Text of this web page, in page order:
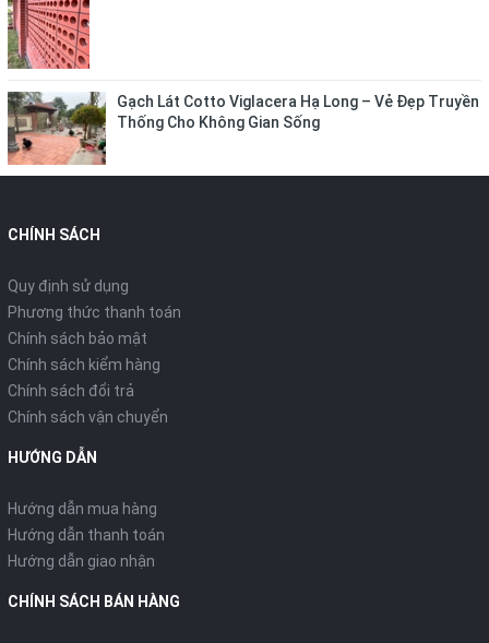
Gạch Lát Cotto Viglacera Hạ Long – Vẻ Đẹp Truyền
Thống Cho Không Gian Sống
CHÍNH SÁCH
Quy định sử dụng
Phương thức thanh toán
Chính sách bảo mật
Chính sách kiểm hàng
Chính sách đổi trả
Chính sách vận chuyển
HƯỚNG DẪN
Hướng dẫn mua hàng
Hướng dẫn thanh toán
Hướng dẫn giao nhận
CHÍNH SÁCH BÁN HÀNG